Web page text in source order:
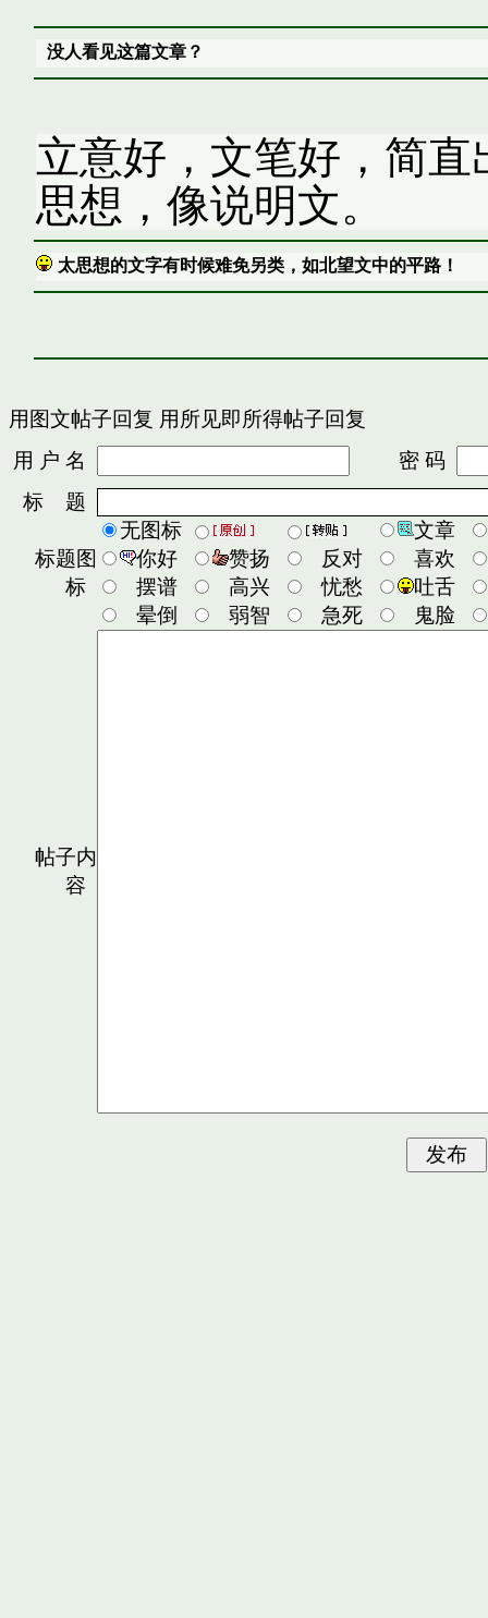
没人看见这篇文章？
立意好，文笔好，简
思想，像说明文。
太思想的文字有时候难免另类，如北望文中的平路！
用图文帖子回复 用所见即所得帖子回复
用 户 名
密 码
标 题
标题图
标
无图标
文章
你好
赞扬 反对
喜欢
摆谱
高兴 忧愁
吐舌
晕倒
弱智 急死 鬼脸
帖子内
容